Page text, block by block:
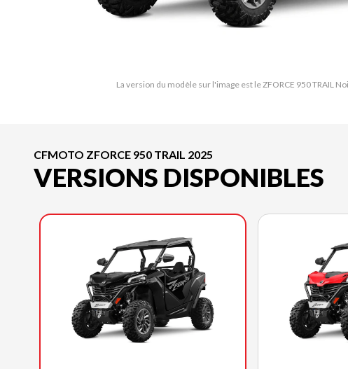
La version du modèle sur l'image est le ZFORCE 950 TRAIL
CFMOTO ZFORCE 950 TRAIL 2025
VERSIONS DISPONIBLES